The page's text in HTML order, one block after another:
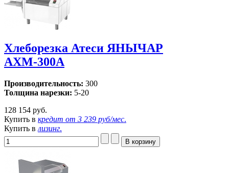
Хлеборезка Атеси ЯНЫЧАР
АХМ-300А
Производительность: 300
Толщина нарезки: 5-20
128 154 руб.
Купить в кредит от 3 239 руб/мес.
Купить в лизинг.